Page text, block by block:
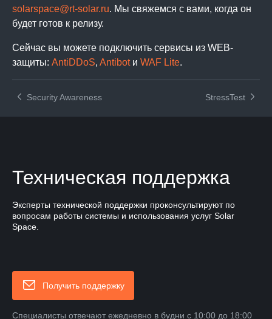
solarspace@rt-solar.ru. Мы свяжемся с вами, когда он
будет готов к релизу.
Сейчас вы можете подключить сервисы из WEB-
защиты: AntiDDoS, Antibotи WAF Lite.
Security Awareness StressTest
Техническая поддержка
Эксперты технической поддержки проконсультируют по
вопросам работы системы и использования услуг Solar
Space.
Получить поддержку
Специалисты отвечают ежедневно в будни с 10:00 до 18:00